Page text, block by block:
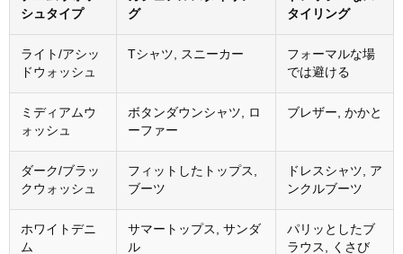
シュタイプ
グ
タイリング
ライト/アシッ
ドウォッシュ
Tシャツ, スニーカー
フォーマルな場
では避ける
ミディアムウ
ォッシュ
ボタンダウンシャツ, ロ
ーファー
ブレザー, かかと
ダーク/ブラッ
クウォッシュ
フィットしたトップス,
ブーツ
ドレスシャツ, ア
ンクルブーツ
ホワイトデニ
ム
サマートップス, サンダ
ル
パリッとしたブ
ラウス, くさび